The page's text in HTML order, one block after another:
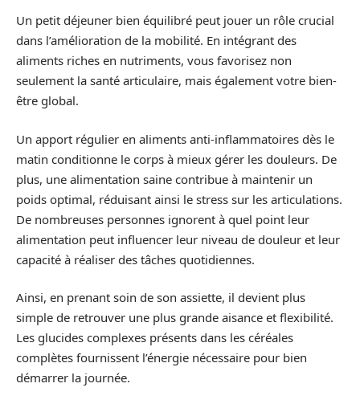
Un petit déjeuner bien équilibré peut jouer un rôle crucial
dans l’amélioration de la mobilité. En intégrant des
aliments riches en nutriments, vous favorisez non
seulement la santé articulaire, mais également votre bien-
être global.
Un apport régulier en aliments anti-inflammatoires dès le
matin conditionne le corps à mieux gérer les douleurs. De
plus, une alimentation saine contribue à maintenir un
poids optimal, réduisant ainsi le stress sur les articulations.
De nombreuses personnes ignorent à quel point leur
alimentation peut influencer leur niveau de douleur et leur
capacité à réaliser des tâches quotidiennes.
Ainsi, en prenant soin de son assiette, il devient plus
simple de retrouver une plus grande aisance et flexibilité.
Les glucides complexes présents dans les céréales
complètes fournissent l’énergie nécessaire pour bien
démarrer la journée.